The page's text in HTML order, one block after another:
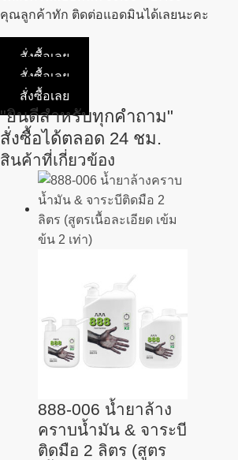
คุณลูกค้าทัก ติดต่อแอดมินได้เลยนะคะ
สั่งซื้อเลย
สั่งซื้อเลย
สั่งซื้อเลย
"ยินดีสำหรับทุกคำถาม"
สั่งซื้อได้ตลอด 24 ชม.
สินค้าที่เกี่ยวข้อง
888-006 น้ำยาล้าง
คราบน้ำมัน & จาระบี
ติดมือ 2 ลิตร (สูตร